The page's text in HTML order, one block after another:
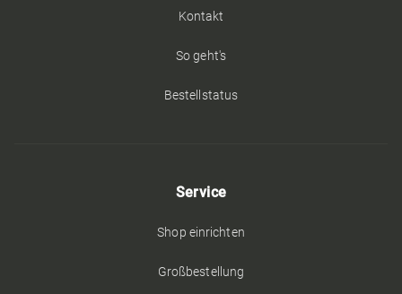
Kontakt
So geht's
Bestellstatus
Service
Shop einrichten
Großbestellung